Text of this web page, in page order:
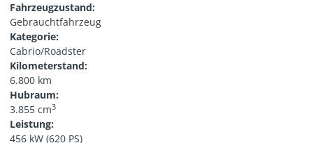
Fahrzeugzustand:
Gebrauchtfahrzeug
Kategorie:
Cabrio/Roadster
Kilometerstand:
6.800 km
Hubraum:
3.855 cm3
Leistung:
456 kW (620 PS)